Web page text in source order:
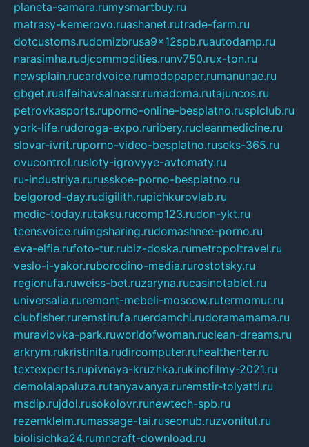
planeta-samara.rumysmartbuy.ru
matrasy-kemerovo.ruashanet.rutrade-farm.ru
dotcustoms.rudomizbrusa9x12spb.ruautodamp.ru
narasimha.rudjcommodities.runv750.rux-ton.ru
newsplain.rucardvoice.rumodopaper.rumanunae.ru
gbget.rualfeihavsalnassr.rumadoma.rutajuncos.ru
petrovkasports.ruporno-online-besplatno.rusplclub.ru
york-life.rudoroga-expo.ruribery.rucleanmedicine.ru
slovar-ivrit.ruporno-video-besplatno.ruseks-365.ru
ovucontrol.rusloty-igrovyye-avtomaty.ru
ru-industriya.rurusskoe-porno-besplatno.ru
belgorod-day.rudigilith.rupichkurovlab.ru
medic-today.rutaksu.rucomp123.rudon-ykt.ru
teensvoice.ruimgsharing.rudomashnee-porno.ru
eva-elfie.rufoto-tur.rubiz-doska.rumetropoltravel.ru
veslo-i-yakor.ruborodino-media.rurostotsky.ru
regionufa.ruweiss-bet.ruzaryna.rucasinotablet.ru
universalia.ruremont-mebeli-moscow.rutermomur.ru
clubfisher.ruremstirufa.ruerdamchi.rudoramamama.ru
muraviovka-park.ruworldofwoman.ruclean-dreams.ru
arkrym.rukristinita.rudircomputer.ruhealthenter.ru
textexperts.rupivnaya-kruzhka.rukinofilmy-2021.ru
demolalapaluza.rutanyavanya.ruremstir-tolyatti.ru
msdip.rujdol.rusokolovr.runewtech-spb.ru
rezemkleim.rumassage-tai.ruseonub.ruzvonitut.ru
biolisichka24.rumncraft-download.ru